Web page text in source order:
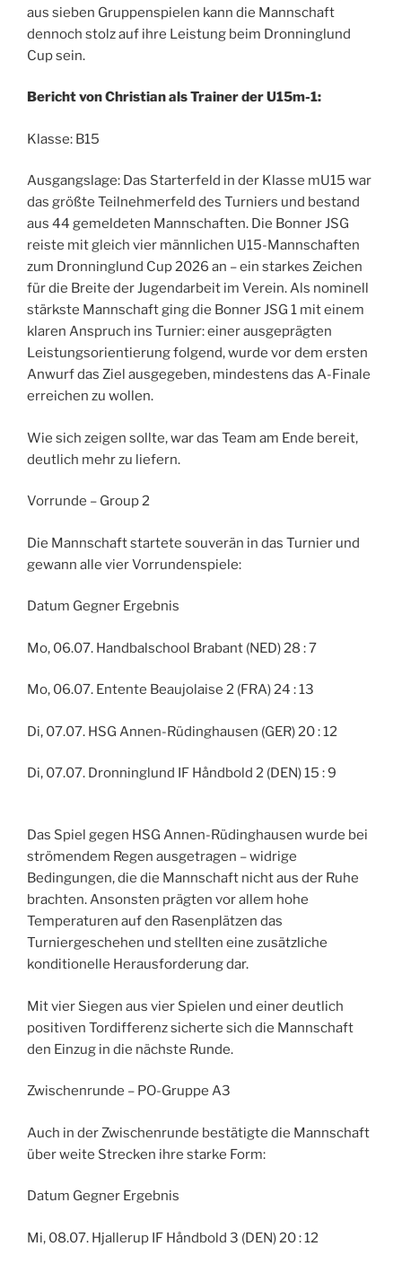
aus sieben Gruppenspielen kann die Mannschaft
dennoch stolz auf ihre Leistung beim Dronninglund
Cup sein.
Bericht von Christian als Trainer der U15m-1:
Klasse: B15
Ausgangslage: Das Starterfeld in der Klasse mU15 war
das größte Teilnehmerfeld des Turniers und bestand
aus 44 gemeldeten Mannschaften. Die Bonner JSG
reiste mit gleich vier männlichen U15-Mannschaften
zum Dronninglund Cup 2026 an – ein starkes Zeichen
für die Breite der Jugendarbeit im Verein. Als nominell
stärkste Mannschaft ging die Bonner JSG 1 mit einem
klaren Anspruch ins Turnier: einer ausgeprägten
Leistungsorientierung folgend, wurde vor dem ersten
Anwurf das Ziel ausgegeben, mindestens das A-Finale
erreichen zu wollen.
Wie sich zeigen sollte, war das Team am Ende bereit,
deutlich mehr zu liefern.
Vorrunde – Group 2
Die Mannschaft startete souverän in das Turnier und
gewann alle vier Vorrundenspiele:
Datum Gegner Ergebnis
Mo, 06.07. Handbalschool Brabant (NED) 28 : 7
Mo, 06.07. Entente Beaujolaise 2 (FRA) 24 : 13
Di, 07.07. HSG Annen-Rüdinghausen (GER) 20 : 12
Di, 07.07. Dronninglund IF Håndbold 2 (DEN) 15 : 9
Das Spiel gegen HSG Annen-Rüdinghausen wurde bei
strömendem Regen ausgetragen – widrige
Bedingungen, die die Mannschaft nicht aus der Ruhe
brachten. Ansonsten prägten vor allem hohe
Temperaturen auf den Rasenplätzen das
Turniergeschehen und stellten eine zusätzliche
konditionelle Herausforderung dar.
Mit vier Siegen aus vier Spielen und einer deutlich
positiven Tordifferenz sicherte sich die Mannschaft
den Einzug in die nächste Runde.
Zwischenrunde – PO-Gruppe A3
Auch in der Zwischenrunde bestätigte die Mannschaft
über weite Strecken ihre starke Form:
Datum Gegner Ergebnis
Mi, 08.07. Hjallerup IF Håndbold 3 (DEN) 20 : 12